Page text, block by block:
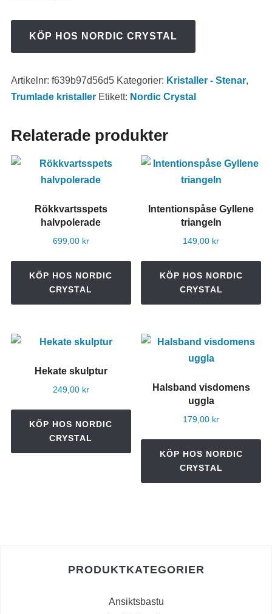
KÖP HOS NORDIC CRYSTAL
Artikelnr: f639b97d56d5 Kategorier: Kristaller - Stenar,
Trumlade kristaller Etikett: Nordic Crystal
Relaterade produkter
Rökkvartsspets
halvpolerade
699,00 kr
KÖP HOS NORDIC
CRYSTAL
Intentionspåse Gyllene
triangeln
149,00 kr
KÖP HOS NORDIC
CRYSTAL
Hekate skulptur
249,00 kr
KÖP HOS NORDIC
CRYSTAL
Halsband visdomens
uggla
179,00 kr
KÖP HOS NORDIC
CRYSTAL
PRODUKTKATEGORIER
Ansiktsbastu